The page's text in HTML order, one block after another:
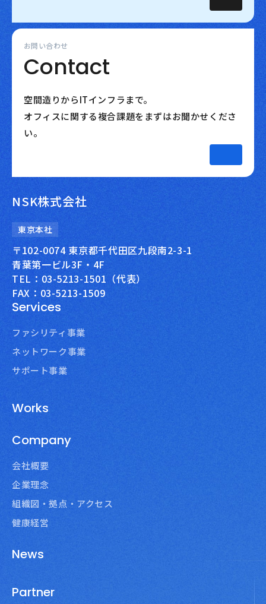
お問い合わせ
Contact
空間造りからITインフラまで。
オフィスに関する複合課題をまずはお聞かせくださ
い。
NSK株式会社
東京本社
〒102-0074 東京都千代田区九段南2-3-1
青葉第一ビル3F・4F
TEL：03-5213-1501（代表）
FAX：03-5213-1509
Services
ファシリティ事業
ネットワーク事業
サポート事業
Works
Company
会社概要
企業理念
組織図・拠点・アクセス
健康経営
News
Partner